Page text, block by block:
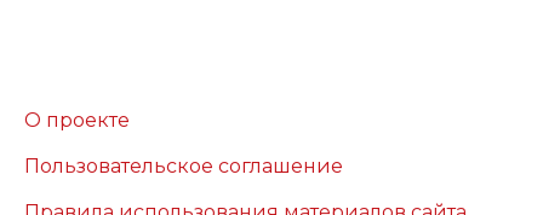
О проекте
Пользовательское соглашение